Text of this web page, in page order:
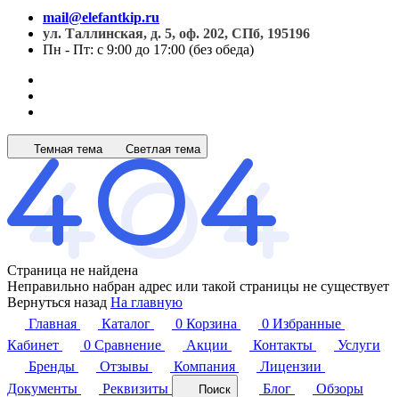
mail@elefantkip.ru
ул. Таллинская, д. 5, оф. 202, СПб, 195196
Пн - Пт: с 9:00 до 17:00 (без обеда)
Темная тема Светлая тема
Страница не найдена
Неправильно набран адрес или такой страницы не существует
Вернуться назад На главную
Главная
Каталог 0 Корзина 0 Избранные
Кабинет
0 Сравнение Акции Контакты
Услуги
Бренды
Отзывы Компания
Лицензии
Документы
Реквизиты Поиск Блог
Обзоры